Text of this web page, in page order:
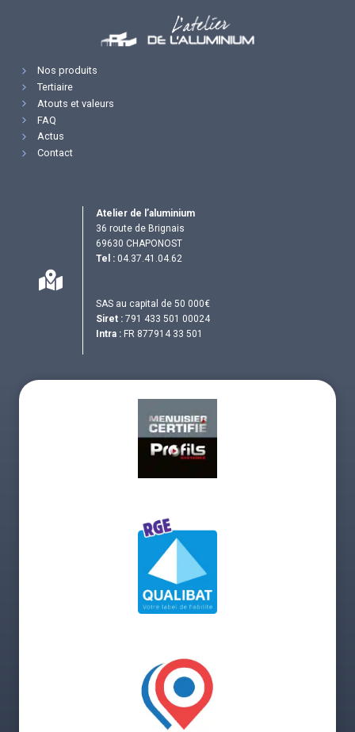
Nos produits
Tertiaire
Atouts et valeurs
FAQ
Actus
Contact
Atelier de l’aluminium
36 route de Brignais
69630 CHAPONOST
Tel : 04.37.41.04.62
SAS au capital de 50 000€
Siret : 791 433 501 00024
Intra : FR 877914 33 501